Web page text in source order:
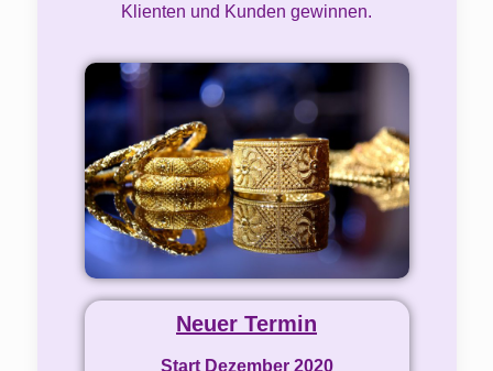
Klienten und Kunden gewinnen.
Neuer Termin
Start Dezember 2020